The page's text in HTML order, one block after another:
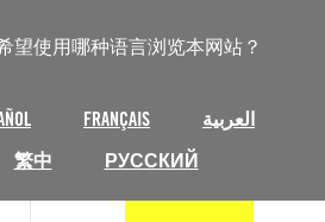
望使用哪种语言浏览本网站？
FRANÇAIS
العربية
繁中 РУССКИЙ